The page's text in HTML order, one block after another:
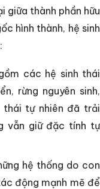
giữa thành phần hữu
hình thành, hệ sinh
các hệ sinh thái
rừng nguyên sinh,
thái tự nhiên đã trải
vẫn giữ đặc tính tự
hệ thống do con
động mạnh mẽ để